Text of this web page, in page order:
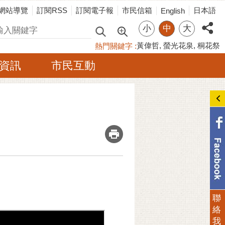
站導覽 訂閱RSS 訂閱電子報 市民信箱 English 日本語
小 中 大
熱門關鍵字 黃偉哲 螢光花泉 桐花祭
訊 市民互動
_
聯
絡
我